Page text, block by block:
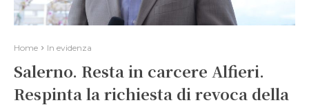
Home In evidenza
Salerno. Resta in carcere Alfieri.
Respinta la richiesta di revoca della